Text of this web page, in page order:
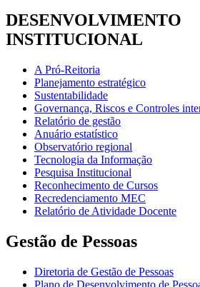
DESENVOLVIMENTO
INSTITUCIONAL
A Pró-Reitoria
Planejamento estratégico
Sustentabilidade
Governança, Riscos e Controles
Relatório de gestão
Anuário estatístico
Observatório regional
Tecnologia da Informação
Pesquisa Institucional
Reconhecimento de Cursos
Recredenciamento MEC
Relatório de Atividade Docente
Gestão de Pessoas
Diretoria de Gestão de Pessoas
Plano de Desenvolvimento de